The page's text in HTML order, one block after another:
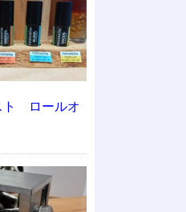
ト ロールオ